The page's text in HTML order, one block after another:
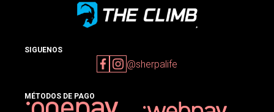
SIGUENOS
@sherpalife
MÉTODOS DE PAGO